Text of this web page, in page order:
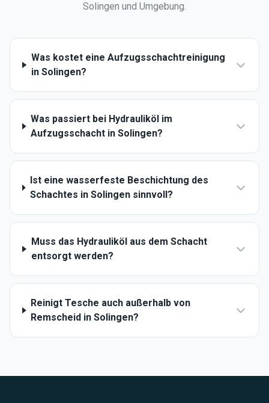
Solingen und Umgebung.
Was kostet eine Aufzugsschachtreinigung
in Solingen?
Was passiert bei Hydrauliköl im
Aufzugsschacht in Solingen?
Ist eine wasserfeste Beschichtung des
Schachtes in Solingen sinnvoll?
Muss das Hydrauliköl aus dem Schacht
entsorgt werden?
Reinigt Tesche auch außerhalb von
Remscheid in Solingen?